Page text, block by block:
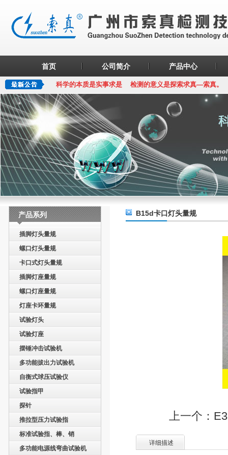
首页 公司简介 产品中心
科学的本质是实事求是 检测的意义是探索求真—索真。
产品系列
插脚灯头量规
螺口灯头量规
卡口式灯头量规
插脚灯座量规
螺口灯座量规
灯座卡环量规
试验灯头
试验灯座
摆锤冲击试验机
多功能拔出力试验机
自衡式球压试验仪
试验指甲
探针
推拉型压力试验指
标准试验指、棒、销
多功能电源线弯曲试验机
B15d卡口灯头量规
上一个：
详细描述